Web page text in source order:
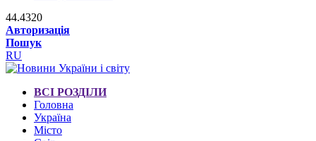
44.4320
Авторизація
Пошук
RU
ВСІ РОЗДІЛИ
Головна
Україна
Місто